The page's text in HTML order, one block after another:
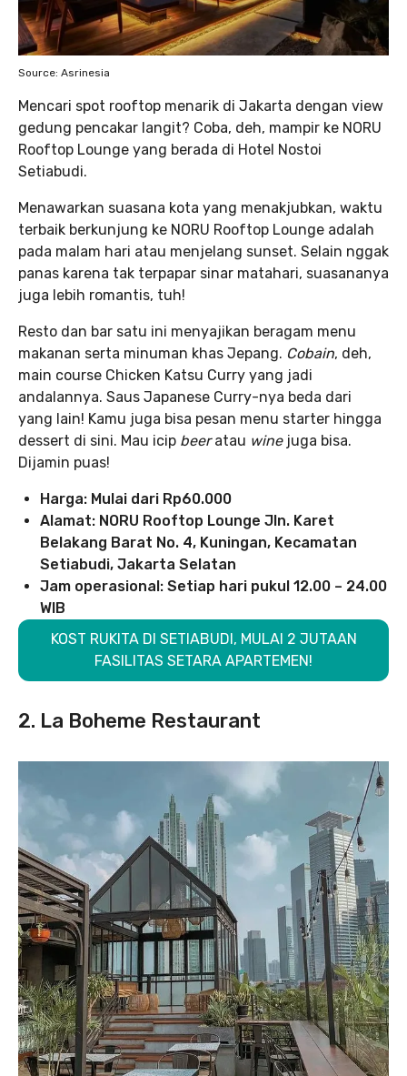
Source: Asrinesia
Mencari spot rooftop menarik di Jakarta dengan view
gedung pencakar langit? Coba, deh, mampir ke NORU
Rooftop Lounge yang berada di Hotel Nostoi
Setiabudi.
Menawarkan suasana kota yang menakjubkan, waktu
terbaik berkunjung ke NORU Rooftop Lounge adalah
pada malam hari atau menjelang sunset. Selain nggak
panas karena tak terpapar sinar matahari, suasananya
juga lebih romantis, tuh!
Resto dan bar satu ini menyajikan beragam menu
makanan serta minuman khas Jepang. Cobain, deh,
main course Chicken Katsu Curry yang jadi
andalannya. Saus Japanese Curry-nya beda dari
yang lain! Kamu juga bisa pesan menu starter hingga
dessert di sini. Mau icip beeratau wine juga bisa.
Dijamin puas!
Harga: Mulai dari Rp60.000
Alamat: NORU Rooftop Lounge Jln. Karet
Belakang Barat No. 4, Kuningan, Kecamatan
Setiabudi, Jakarta Selatan
Jam operasional: Setiap hari pukul 12.00 – 24.00
WIB
KOST RUKITA DI SETIABUDI, MULAI 2 JUTAAN
FASILITAS SETARA APARTEMEN!
2. La Boheme Restaurant